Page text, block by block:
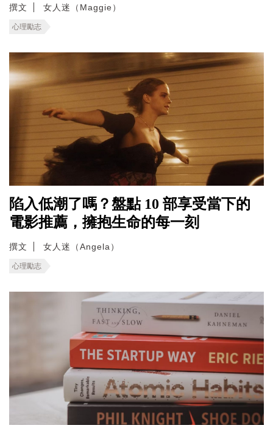
撰文 女人迷（Maggie）
心理勵志
陷入低潮了嗎？盤點 10 部享受當下的
電影推薦，擁抱生命的每一刻
撰文 女人迷（Angela）
心理勵志